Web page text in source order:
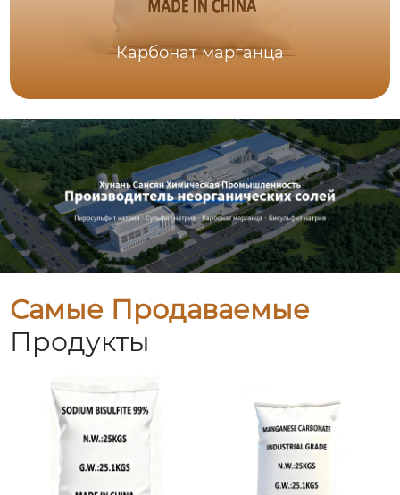
Карбонат марганца
Самые Продаваемые
Продукты